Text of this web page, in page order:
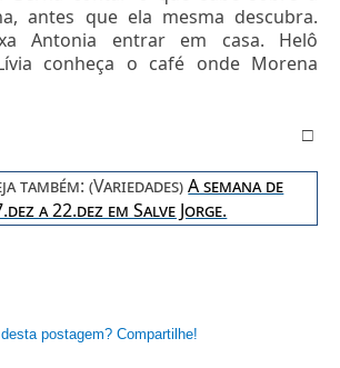
antes que ela mesma descubra.
Antonia entrar em casa. Helô
conheça o café onde Morena
□
também: (Variedades)A semana de
a 22.dez em Salve Jorge.
postagem? Compartilhe!